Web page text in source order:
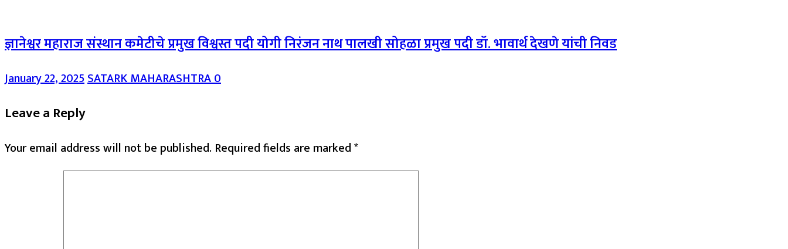
ज्ञानेश्वर महाराज संस्थान कमेटीचे प्रमुख विश्वस्त पदी योगी निरंजन नाथ पालखी सोहळा प्रमुख पदी डॉ. भावार्थ देखणे यांची निवड
January 22, 2025SATARK MAHARASHTRA0
Leave a Reply
Your email address will not be published. Required fields are marked*